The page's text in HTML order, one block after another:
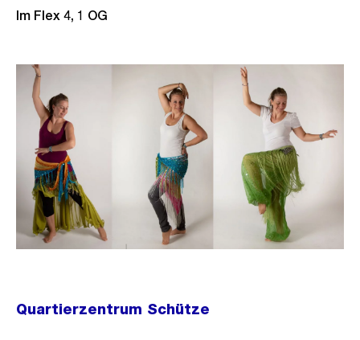
Im Flex 4, 1 OG
Quartierzentrum Schütze